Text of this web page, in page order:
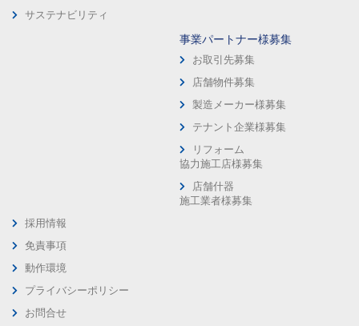
サステナビリティ
事業パートナー様募集
お取引先募集
店舗物件募集
製造メーカー様募集
テナント企業様募集
リフォーム
協力施工店様募集
店舗什器
施工業者様募集
採用情報
免責事項
動作環境
プライバシーポリシー
お問合せ